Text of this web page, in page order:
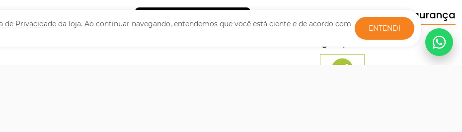
de Privacidade da loja. Ao continuar navegando, entendemos que você está ciente e de acordo com
ENTENDI
Certificados de Segurança